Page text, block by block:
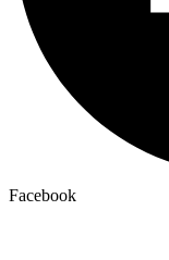
Facebook